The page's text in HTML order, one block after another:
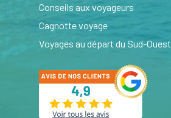
Conseils aux voyageurs
Cagnotte voyage
Voyages au départ du Sud-Ouest